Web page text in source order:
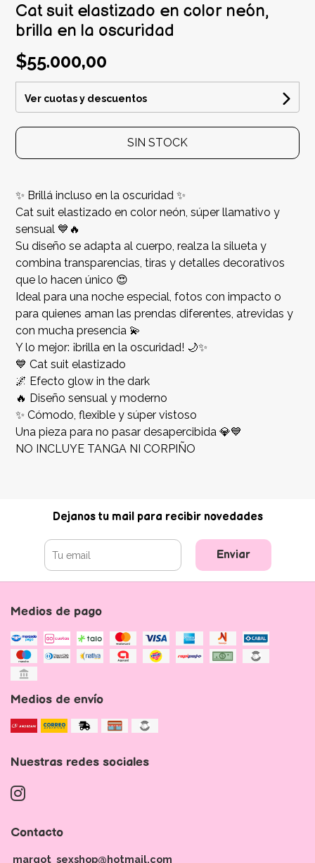
Cat suit elastizado en color neón,
brilla en la oscuridad
$55.000,00
Ver cuotas y descuentos
SIN STOCK
✨ Brillá incluso en la oscuridad ✨
Cat suit elastizado en color neón, súper llamativo y
sensual 💙🔥
Su diseño se adapta al cuerpo, realza la silueta y
combina transparencias, tiras y detalles decorativos
que lo hacen único 😍
Ideal para una noche especial, fotos con impacto o
para quienes aman las prendas diferentes, atrevidas y
con mucha presencia 💫
Y lo mejor: ¡brilla en la oscuridad! 🌙✨
💙 Cat suit elastizado
🌌 Efecto glow in the dark
🔥 Diseño sensual y moderno
✨ Cómodo, flexible y súper vistoso
Una pieza para no pasar desapercibida 💎💙
NO INCLUYE TANGA NI CORPIÑO
Dejanos tu mail para recibir novedades
Enviar
Medios de pago
Medios de envío
Nuestras redes sociales
Contacto
margot_sexshop@hotmail.com